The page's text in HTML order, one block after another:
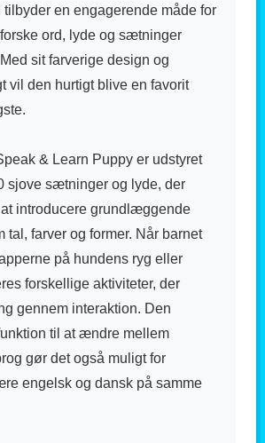
en engagerende måde for
ord, lyde og sætninger
sit farverige design og
vil den hurtigt blive en favorit
& Learn Puppy er udstyret
sjove sætninger og lyde, der
introducere grundlæggende
tal, farver og former. Når barnet
på hundens ryg eller
forskellige aktiviteter, der
gennem interaktion. Den
til at ændre mellem
gør det også muligt for
engelsk og dansk på samme